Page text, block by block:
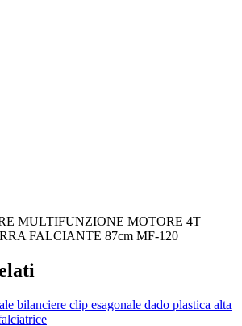
MULTIFUNZIONE MOTORE 4T
FALCIANTE 87cm MF-120